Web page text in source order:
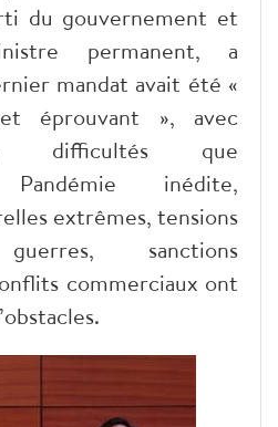
du gouvernement et
permanent, a
mandat avait été «
éprouvant », avec
difficultés que
Pandémie inédite,
extrêmes, tensions
sanctions
commerciaux ont